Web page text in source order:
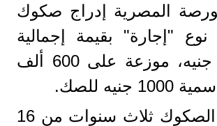
المصرية إدراج صكوك
"إجارة" بقيمة إجمالية
600 مليون جنيه، موزعة على 600 ألف
للصك.
وتبلغ مدة الصكوك ثلاث سنوات من 16